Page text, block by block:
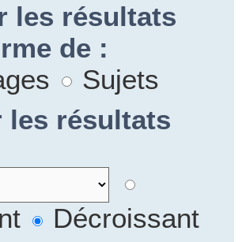
les résultats
de :
Sujets
les résultats
Décroissant